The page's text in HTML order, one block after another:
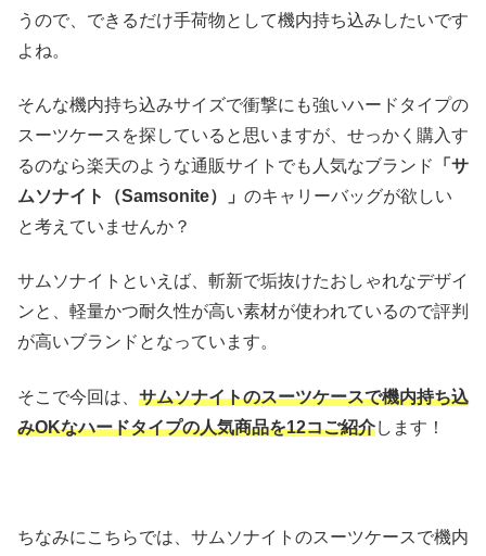
うので、できるだけ手荷物として機内持ち込みしたいです
よね。
そんな機内持ち込みサイズで衝撃にも強いハードタイプの
スーツケースを探していると思いますが、せっかく購入す
るのなら楽天のような通販サイトでも人気なブランド
「サ
ムソナイト（Samsonite）」 のキャリーバッグが欲しい
と考えていませんか？
サムソナイトといえば、斬新で垢抜けたおしゃれなデザイ
ンと、軽量かつ耐久性が高い素材が使われているので評判
が高いブランドとなっています。
そこで今回は、 サムソナイトのスーツケースで機内持ち込
みOKなハードタイプの人気商品を12コご紹介します！
ちなみにこちらでは、サムソナイトのスーツケースで機内